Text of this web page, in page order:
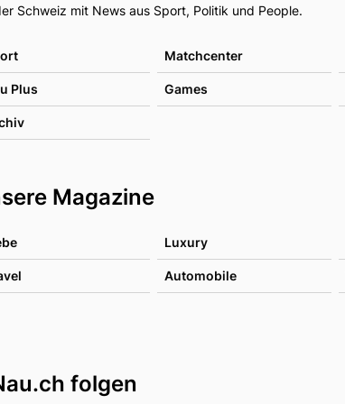
Schweiz mit News aus Sport, Politik und People.
Matchcenter
Plus Games
Magazine
Luxury
Automobile
folgen